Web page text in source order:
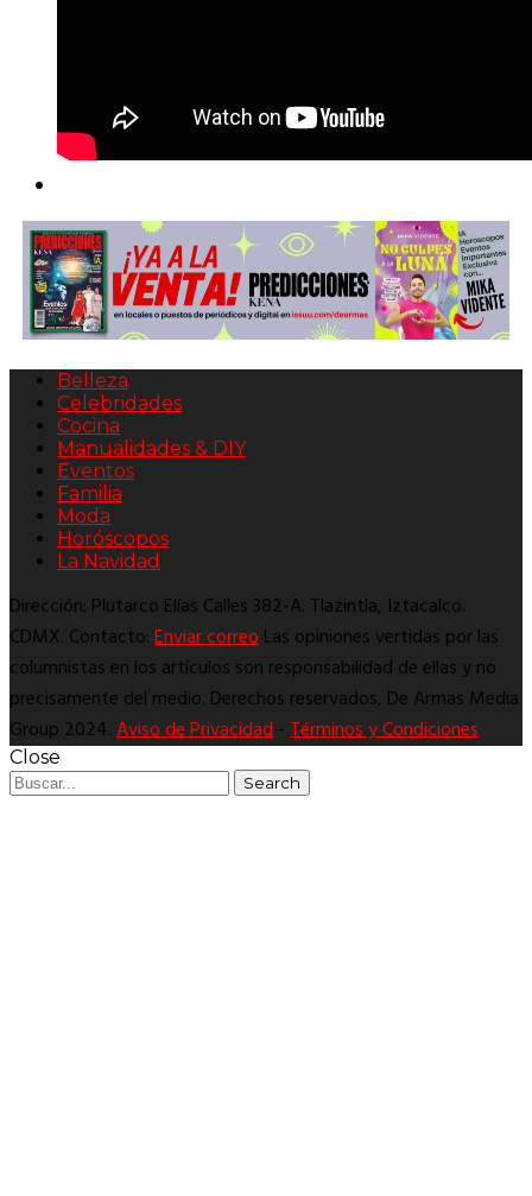
Belleza
Celebridades
Cocina
Manualidades & DIY
Eventos
Familia
Moda
Horóscopos
La Navidad
Dirección: Plutarco Elías Calles 382-A. Tlazintla, Iztacalco.
CDMX. Contacto:Enviar correoLas opiniones vertidas por las
columnistas en los artículos son responsabilidad de ellas y no
precisamente del medio. Derechos reservados, De Armas Media
Group 2024.Aviso de Privacidad-Términos y Condiciones
Close